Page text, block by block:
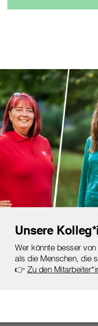
Unsere
Wer könnte besser
als die Menschen, die
👉 Zu den